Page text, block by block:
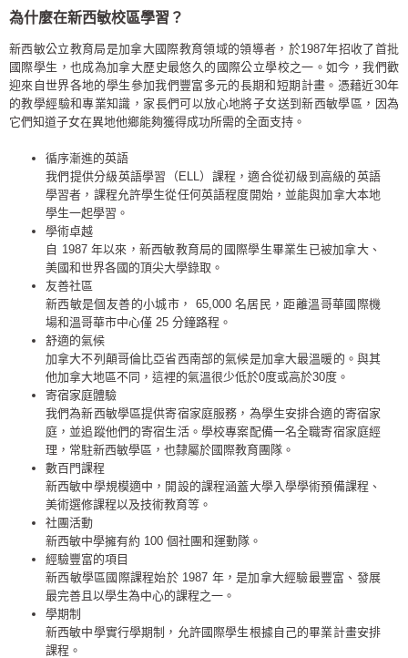
為什麼在新西敏校區學習？
新西敏公立教育局是加拿大國際教育領域的領導者，於1987年招收了首批
國際學生，也成為加拿大歷史最悠久的國際公立學校之一。如今，我們歡
迎來自世界各地的學生參加我們豐富多元的長期和短期計畫。憑藉近30年
的教學經驗和專業知識，家長們可以放心地將子女送到新西敏學區，因為
它們知道子女在異地他鄉能夠獲得成功所需的全面支持。
循序漸進的英語
我們提供分級英語學習（ELL）課程，適合從初級到高級的英語
學習者，課程允許學生從任何英語程度開始，並能與加拿大本地
學生一起學習。
學術卓越
自 1987 年以來，新西敏教育局的國際學生畢業生已被加拿大、
美國和世界各國的頂尖大學錄取。
友善社區
新西敏是個友善的小城市， 65,000 名居民，距離溫哥華國際機
場和溫哥華市中心僅 25 分鐘路程。
舒適的氣候
加拿大不列顛哥倫比亞省西南部的氣候是加拿大最溫暖的。與其
他加拿大地區不同，這裡的氣溫很少低於0度或高於30度。
寄宿家庭體驗
我們為新西敏學區提供寄宿家庭服務，為學生安排合適的寄宿家
庭，並追蹤他們的寄宿生活。學校專案配備一名全職寄宿家庭經
理，常駐新西敏學區，也隸屬於國際教育團隊。
數百門課程
新西敏中學規模適中，開設的課程涵蓋大學入學學術預備課程、
美術選修課程以及技術教育等。
社團活動
新西敏中學擁有約 100 個社團和運動隊。
經驗豐富的項目
新西敏學區國際課程始於 1987 年，是加拿大經驗最豐富、發展
最完善且以學生為中心的課程之一。
學期制
新西敏中學實行學期制，允許國際學生根據自己的畢業計畫安排
課程。